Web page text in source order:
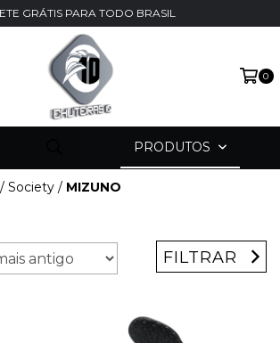
GRÁTIS PARA TODO BRASIL
0
PRODUTOS
/ Society / MIZUNO
FILTRAR